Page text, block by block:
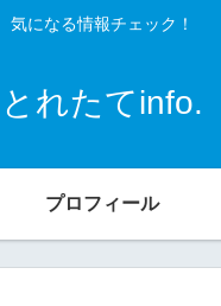
気になる情報チェック！
とれたてinfo.
プロフィール